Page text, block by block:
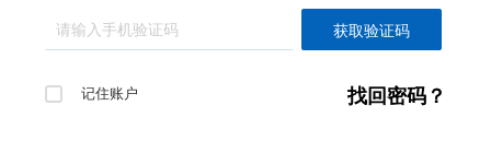
获取验证码
记住账户 找回密码？